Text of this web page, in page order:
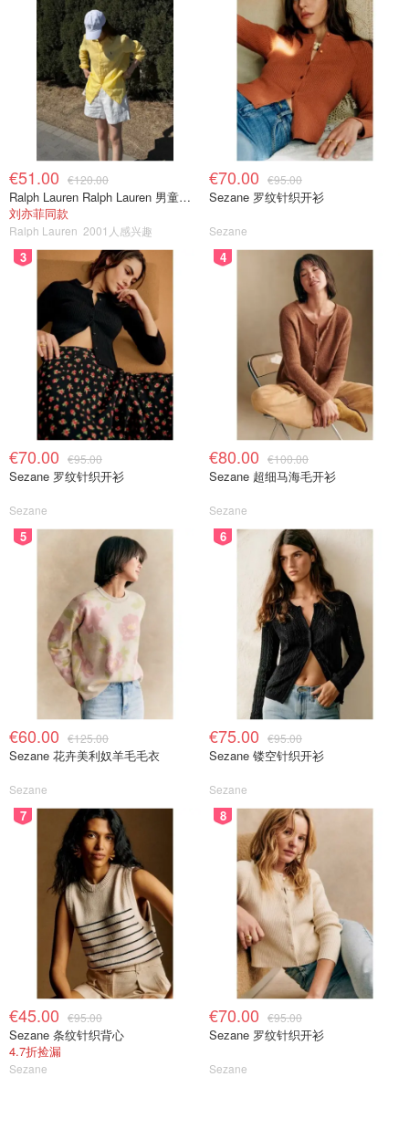
图片来源于@淘宝，版权属于原作者
维他命苏打饼干 火爆鱿鱼味
这个饼干我说实话是那种“本来随手拆一包，结果停不下来”
的类型。饼干不是规规矩矩的方块，都是不规则小片，咔嚓
一下特别脆。味道上，先来一口咸香，后面浓郁的鱿鱼味，
真的有在吃小吃摊上鱿鱼那种感觉！特别适合边追剧边咔咔
炫！
而且它明明味道很足，但不油，不会吃两片就腻。嘴馋想吃
重口又不想搞薯片那种油感的时候，这包真的很能打！
图片来源于@淘宝，版权属于原作者
辣口好吃零食
山姆达棒棒娃麻辣牛肉
这款棒棒娃麻辣牛肉干是很多山姆招牌肉干之一！整体走的
是地道
四川风味麻辣路线！吃起来辣香交织、越嚼越上头
€51.00 €120.00
Ralph Lauren Ralph Lauren 男童亚麻衬衫
刘亦菲同款
Ralph Lauren 2001人感兴趣
€70.00 €95.00
Sezane 罗纹针织开衫
Sezane
3
€70.00 €95.00
Sezane 罗纹针织开衫
Sezane
4
€80.00 €100.00
Sezane 超细马海毛开衫
Sezane
5
€60.00 €125.00
Sezane 花卉美利奴羊毛毛衣
Sezane
6
€75.00 €95.00
Sezane 镂空针织开衫
Sezane
7
€45.00 €95.00
Sezane 条纹针织背心
4.7折捡漏
Sezane
8
€70.00 €95.00
Sezane 罗纹针织开衫
Sezane